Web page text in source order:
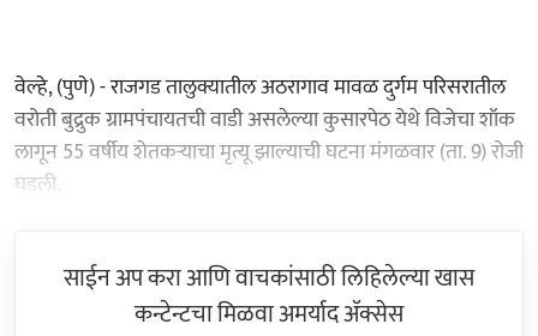
वेल्हे, (पुणे) - राजगड तालुक्यातील अठरागाव मावळ दुर्गम परिसरातील
वरोती बुद्रुक ग्रामपंचायतची वाडी असलेल्या कुसारपेठ येथे विजेचा शॉक
लागून 55 वर्षीय शेतकऱ्याचा मृत्यू झाल्याची घटना मंगळवार (ता. 9) रोजी
घडली.
साईन अप करा आणि वाचकांसाठी लिहिलेल्या खास
कन्टेन्टचा मिळवा अमर्याद ॲक्सेस